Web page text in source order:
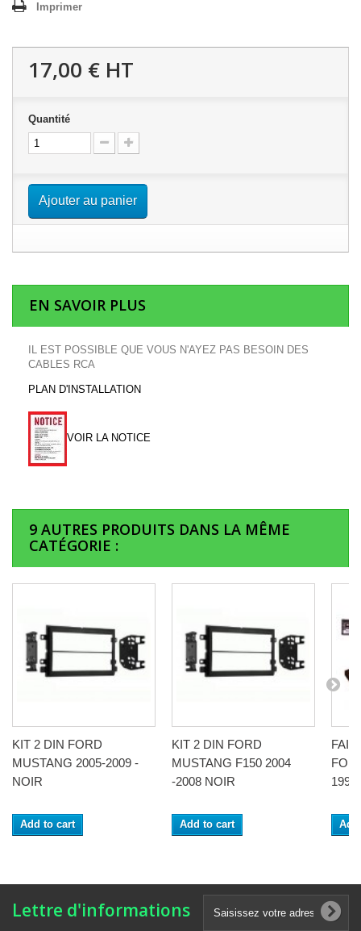
Imprimer
17,00 € HT
Quantité
Ajouter au panier
EN SAVOIR PLUS
IL EST POSSIBLE QUE VOUS N'AYEZ PAS BESOIN DES
CABLES RCA
PLAN D'INSTALLATION
VOIR LA NOTICE
9 AUTRES PRODUITS DANS LA MÊME
CATÉGORIE :
KIT 2 DIN FORD
MUSTANG 2005-2009 -
NOIR
Add to cart
KIT 2 DIN FORD
MUSTANG F150 2004
-2008 NOIR
Add to cart
1999
Lettre d'informations